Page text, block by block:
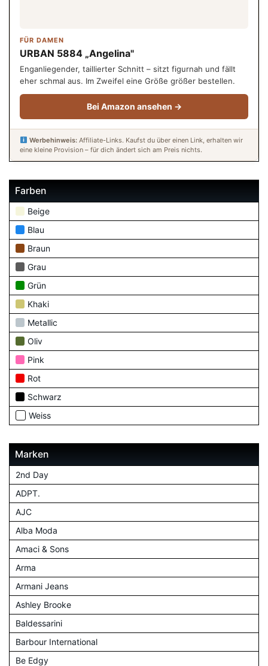
FÜR DAMEN
URBAN 5884 „Angelina"
Enganliegender, taillierter Schnitt – sitzt figurnah und fällt
eher schmal aus. Im Zweifel eine Größe größer bestellen.
Bei Amazon ansehen →
Werbehinweis:Affiliate-Links. Kaufst du über einen Link, erhalten wir
eine kleine Provision – für dich ändert sich am Preis nichts.
Farben
Beige
Blau
Braun
Grau
Grün
Khaki
Metallic
Oliv
Pink
Rot
Schwarz
Weiss
Marken
2nd Day
ADPT.
AJC
Alba Moda
Amaci & Sons
Arma
Armani Jeans
Ashley Brooke
Baldessarini
Barbour International
Be Edgy